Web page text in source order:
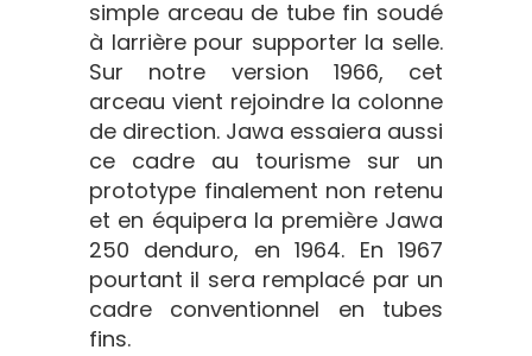
simple arceau de tube fin soudé
à larrière pour supporter la selle.
Sur notre version 1966, cet
arceau vient rejoindre la colonne
de direction. Jawa essaiera aussi
ce cadre au tourisme sur un
prototype finalement non retenu
et en équipera la première Jawa
250 denduro, en 1964. En 1967
pourtant il sera remplacé par un
cadre conventionnel en tubes
fins.